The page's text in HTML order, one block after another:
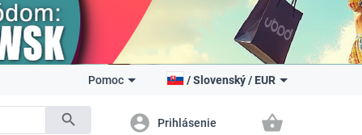
search
Pomoc /Slovenský/ EUR
account_circle Prihlásenie shopping_basket